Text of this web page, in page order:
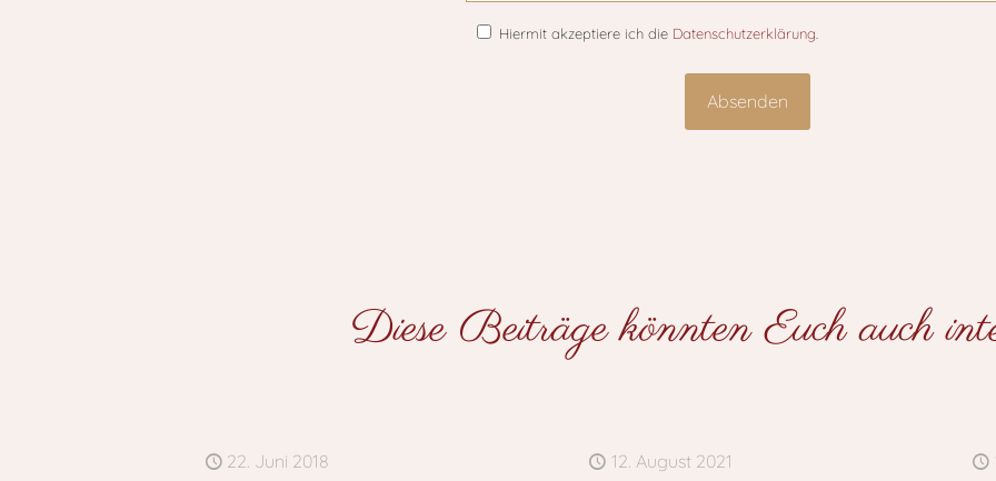
Hiermit akzeptiere ich die Datenschutzerklärung
Diese Beiträge könnten Euch auch
22. Juni 2018 12. August 2021